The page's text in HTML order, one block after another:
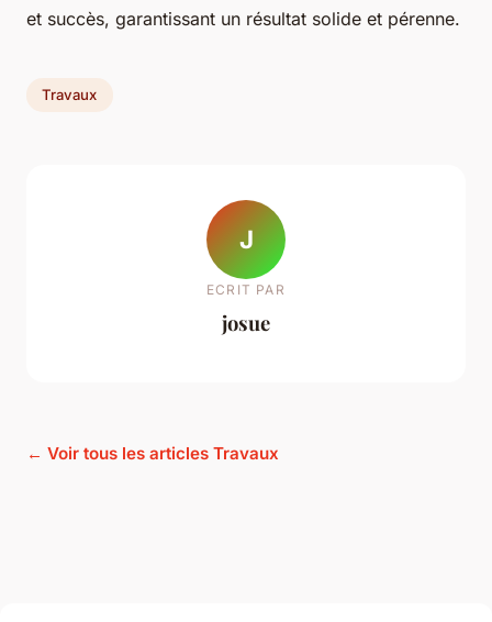
et succès, garantissant un résultat solide et pérenne.
Travaux
J
ECRIT PAR
josue
← Voir tous les articles Travaux